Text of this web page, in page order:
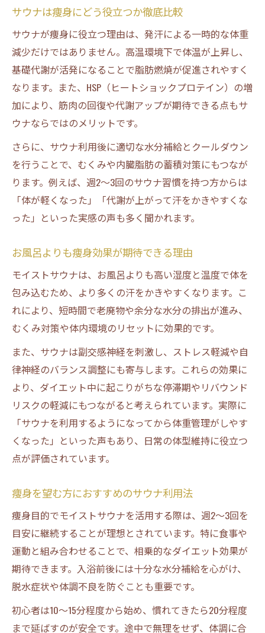
サウナは痩身にどう役立つか徹底比較
サウナが痩身に役立つ理由は、発汗による一時的な体重
減少だけではありません。高温環境下で体温が上昇し、
基礎代謝が活発になることで脂肪燃焼が促進されやすく
なります。また、HSP（ヒートショックプロテイン）の増
加により、筋肉の回復や代謝アップが期待できる点もサ
ウナならではのメリットです。
さらに、サウナ利用後に適切な水分補給とクールダウン
を行うことで、むくみや内臓脂肪の蓄積対策にもつなが
ります。例えば、週2～3回のサウナ習慣を持つ方からは
「体が軽くなった」「代謝が上がって汗をかきやすくな
った」といった実感の声も多く聞かれます。
お風呂よりも痩身効果が期待できる理由
モイストサウナは、お風呂よりも高い湿度と温度で体を
包み込むため、より多くの汗をかきやすくなります。こ
れにより、短時間で老廃物や余分な水分の排出が進み、
むくみ対策や体内環境のリセットに効果的です。
また、サウナは副交感神経を刺激し、ストレス軽減や自
律神経のバランス調整にも寄与します。これらの効果に
より、ダイエット中に起こりがちな停滞期やリバウンド
リスクの軽減にもつながると考えられています。実際に
「サウナを利用するようになってから体重管理がしやす
くなった」といった声もあり、日常の体型維持に役立つ
点が評価されています。
痩身を望む方におすすめのサウナ利用法
痩身目的でモイストサウナを活用する際は、週2～3回を
目安に継続することが理想とされています。特に食事や
運動と組み合わせることで、相乗的なダイエット効果が
期待できます。入浴前後には十分な水分補給を心がけ、
脱水症状や体調不良を防ぐことも重要です。
初心者は10～15分程度から始め、慣れてきたら20分程度
まで延ばすのが安全です。途中で無理をせず、体調に合